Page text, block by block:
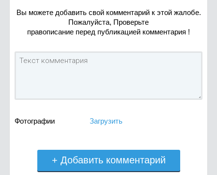
Вы можете добавить свой комментарий к этой жалобе.
Пожалуйста, Проверьте
правописание перед публикацией комментария !
Фотографии Загрузить
+ Добавить комментарий